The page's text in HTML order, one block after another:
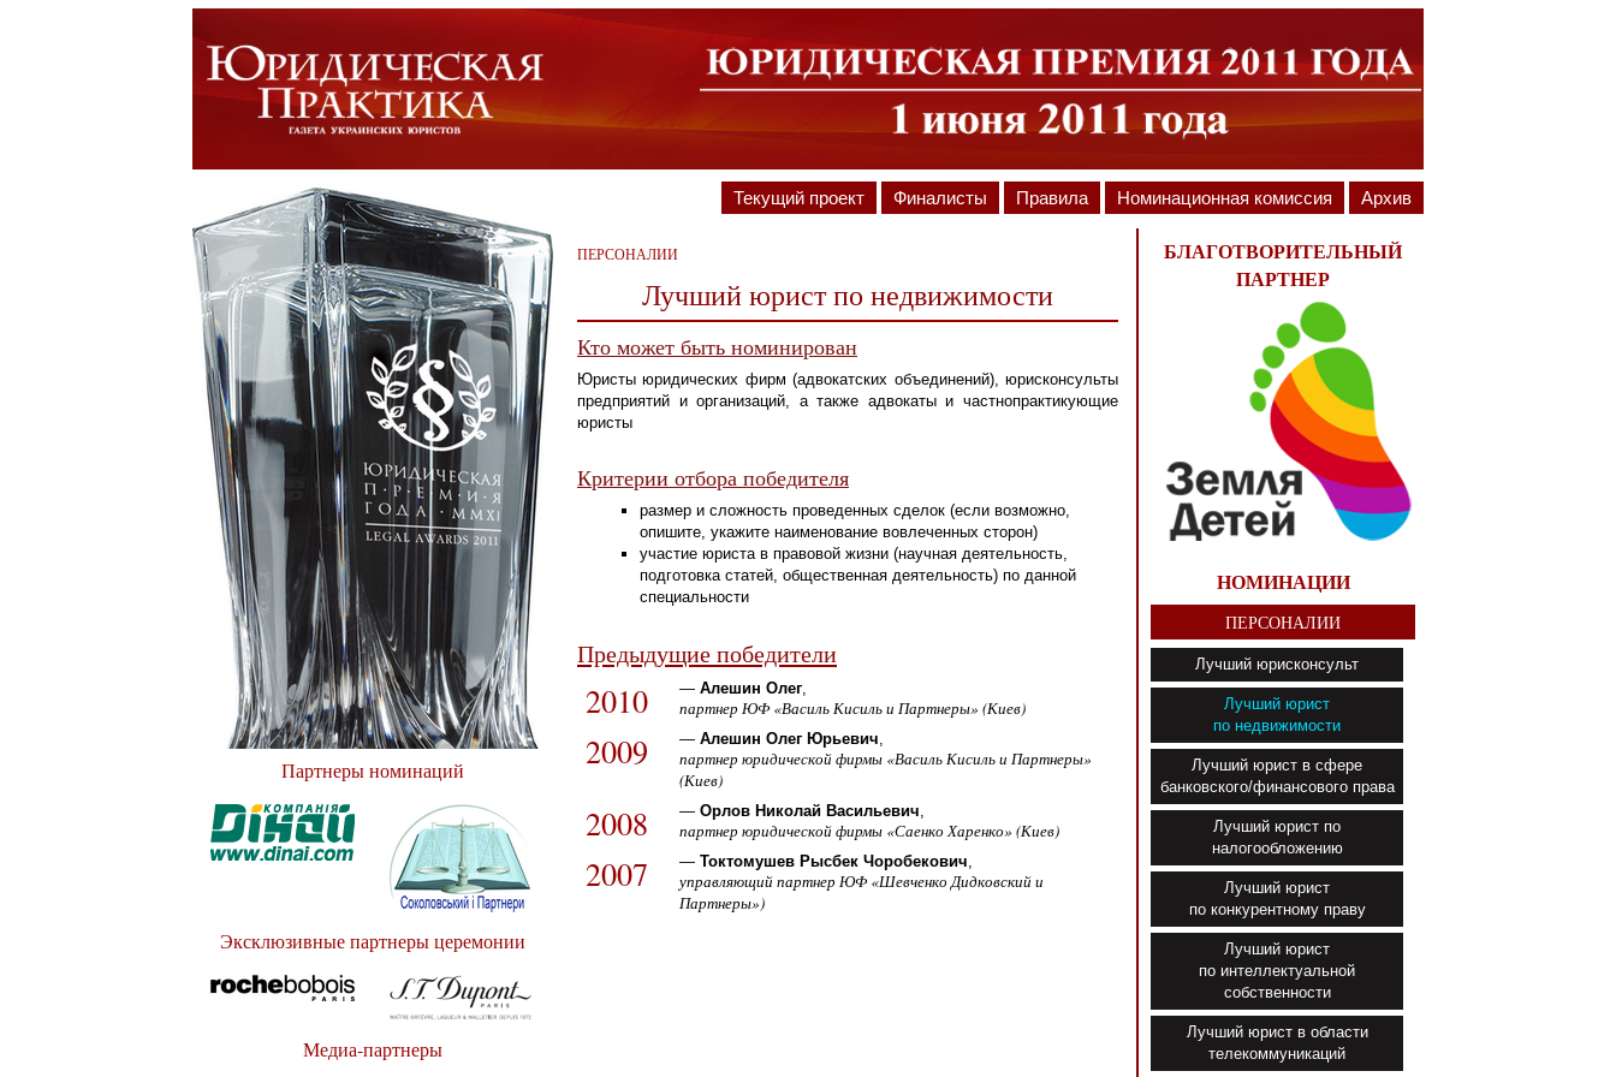
Партнеры номинаций
Эксклюзивные партнеры церемонии
Медиа-партнеры
Текущий проект Финалисты Правила Номинационная комиссия Архив
ПЕРСОНАЛИИ
Лучший юрист по недвижимости
Кто может быть номинирован
Юристы юридических фирм (адвокатских объединений), юрисконсульты
предприятий и организаций, а также адвокаты и частнопрактикующие
юристы
Критерии отбора победителя
размер и сложность проведенных сделок (если возможно,
опишите, укажите наименование вовлеченных сторон)
участие юриста в правовой жизни (научная деятельность,
подготовка статей, общественная деятельность) по данной
специальности
Предыдущие победители
2010 —Алешин Олег
партнер ЮФ «Василь Кисиль и Партнеры» (Киев)
2009 —Алешин Олег Юрьевич
партнер юридической фирмы «Василь Кисиль и Партнеры»
(Киев)
2008 —Орлов Николай Васильевич,
партнер юридической фирмы «Саенко Харенко» (Киев)
2007 —Токтомушев Рысбек Чоробекович,
управляющий партнер ЮФ «Шевченко Дидковский и
Партнеры»)
БЛАГОТВОРИТЕЛЬНЫЙ
ПАРТНЕР
НОМИНАЦИИ
ПЕРСОНАЛИИ
Лучший юрисконсульт
Лучший юрист
по недвижимости
Лучший юрист в сфере
банковского/финансового права
Лучший юрист по
налогообложению
Лучший юрист
по конкурентному праву
Лучший юрист
по интеллектуальной
собственности
Лучший юрист в области
телекоммуникаций